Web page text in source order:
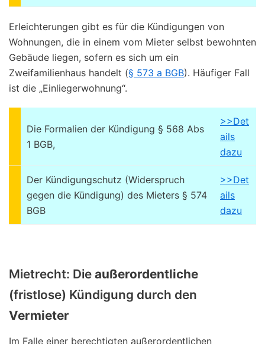
Erleichterungen gibt es für die Kündigungen von
Wohnungen, die in einem vom Mieter selbst bewohnten
Gebäude liegen, sofern es sich um ein
Zweifamilienhaus handelt (§ 573 a BGB). Häufiger Fall
ist die „Einliegerwohnung“.
Die Formalien der Kündigung § 568 Abs
1 BGB,
>>Det
ails
dazu
Der Kündigungschutz (Widerspruch
gegen die Kündigung) des Mieters § 574
BGB
>>Det
ails
dazu
Mietrecht: Die außerordentliche
(fristlose) Kündigung durch den
Vermieter
Im Falle einer berechtigten außerordentlichen